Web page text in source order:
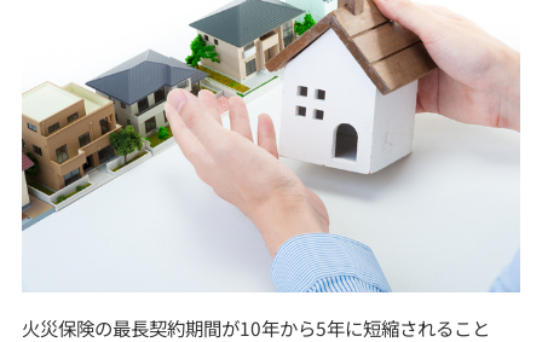
火災保険の最長契約期間が10年から5年に短縮されること